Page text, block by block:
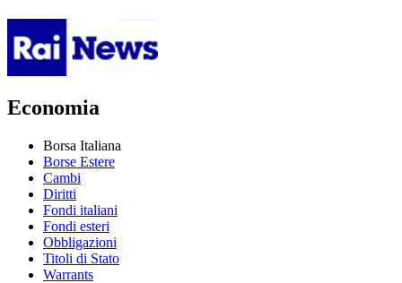
Economia
Borsa Italiana
Borse Estere
Cambi
Diritti
Fondi italiani
Fondi esteri
Obbligazioni
Titoli di Stato
Warrants